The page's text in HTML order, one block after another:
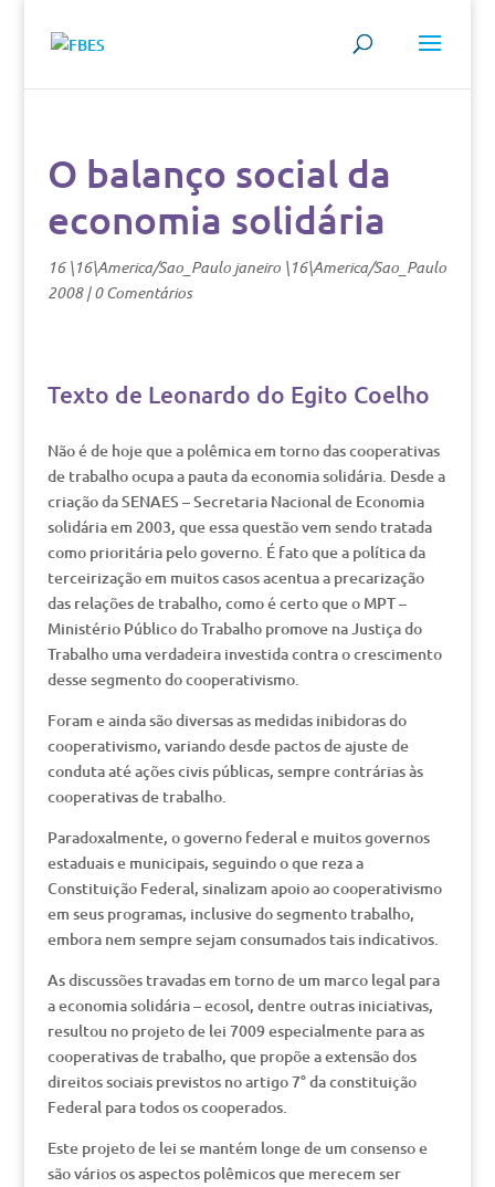
O balanço social da
economia solidária
16 \16\America/Sao_Paulo janeiro \16\America/Sao_Paulo
2008|0 Comentários
Texto de Leonardo do Egito Coelho
Não é de hoje que a polêmica em torno das cooperativas
de trabalho ocupa a pauta da economia solidária. Desde a
criação da SENAES – Secretaria Nacional de Economia
solidária em 2003, que essa questão vem sendo tratada
como prioritária pelo governo. É fato que a política da
terceirização em muitos casos acentua a precarização
das relações de trabalho, como é certo que o MPT –
Ministério Público do Trabalho promove na Justiça do
Trabalho uma verdadeira investida contra o crescimento
desse segmento do cooperativismo.
Foram e ainda são diversas as medidas inibidoras do
cooperativismo, variando desde pactos de ajuste de
conduta até ações civis públicas, sempre contrárias às
cooperativas de trabalho.
Paradoxalmente, o governo federal e muitos governos
estaduais e municipais, seguindo o que reza a
Constituição Federal, sinalizam apoio ao cooperativismo
em seus programas, inclusive do segmento trabalho,
embora nem sempre sejam consumados tais indicativos.
As discussões travadas em torno de um marco legal para
a economia solidária – ecosol, dentre outras iniciativas,
resultou no projeto de lei 7009 especialmente para as
cooperativas de trabalho, que propõe a extensão dos
direitos sociais previstos no artigo 7° da constituição
Federal para todos os cooperados.
Este projeto de lei se mantém longe de um consenso e
são vários os aspectos polêmicos que merecem ser